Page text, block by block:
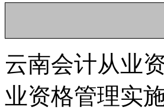
云南会计从业
业资格管理实